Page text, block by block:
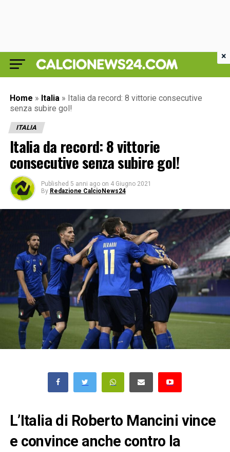
Home » Italia » Italia da record: 8 vittorie consecutive
senza subire gol!
ITALIA
Italia da record: 8 vittorie
consecutive senza subire gol!
Published 5 anni ago on 4 Giugno 2021
By Redazione CalcioNews24
L’Italia di Roberto Mancini vince
e convince anche contro la
×